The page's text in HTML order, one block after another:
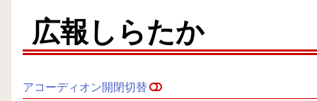
広報しらたか
アコーディオン開閉切替